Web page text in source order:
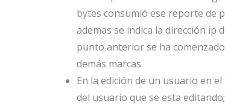
bytes consumió ese reporte de
ademas se indica la dirección ip
punto anterior se ha
demás marcas.
En la edición de un usuario en
del usuario que se esta